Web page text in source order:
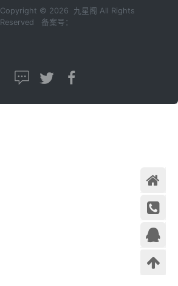
Copyright © 2026 九星阁 All Rights
Reserved 备案号：
首页
在线咨